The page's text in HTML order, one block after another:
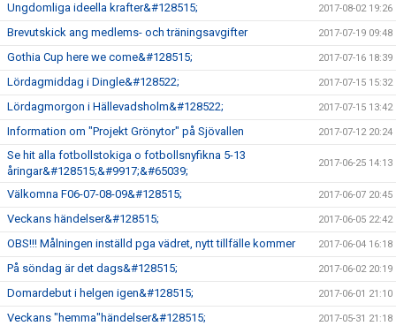
Ungdomliga ideella krafter&#128515; 2017-08-02 19:26
Brevutskick ang medlems- och träningsavgifter 2017-07-19 09:48
Gothia Cup here we come&#128515; 2017-07-16 18:39
Lördagmiddag i Dingle&#128522; 2017-07-15 15:32
Lördagmorgon i Hällevadsholm&#128522; 2017-07-15 13:42
Information om "Projekt Grönytor" på Sjövallen 2017-07-12 20:24
Se hit alla fotbollstokiga o fotbollsnyfikna 5-13
åringar&#128515;&#9917;&#65039;
2017-06-25 14:13
Välkomna F06-07-08-09&#128515; 2017-06-07 20:45
Veckans händelser&#128515; 2017-06-05 22:42
OBS!!! Målningen inställd pga vädret, nytt tillfälle kommer 2017-06-04 16:18
På söndag är det dags&#128515; 2017-06-02 20:19
Domardebut i helgen igen&#128515; 2017-06-01 21:10
Veckans "hemma"händelser&#128515; 2017-05-31 21:18